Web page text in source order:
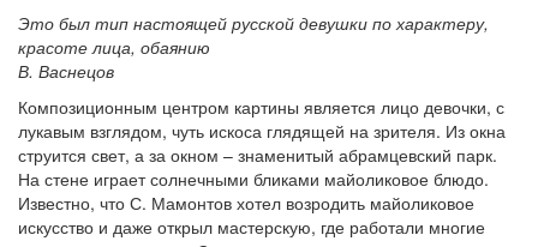
Это был тип настоящей русской девушки по характеру,
красоте лица, обаянию
В. Васнецов
Композиционным центром картины является лицо девочки, с
лукавым взглядом, чуть искоса глядящей на зрителя. Из окна
струится свет, а за окном – знаменитый абрамцевский парк.
На стене играет солнечными бликами майоликовое блюдо.
Известно, что С. Мамонтов хотел возродить майоликовое
искусство и даже открыл мастерскую, где работали многие